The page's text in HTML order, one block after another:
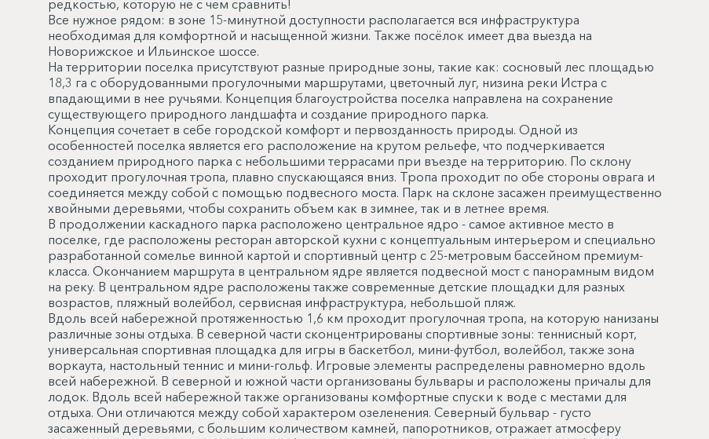
редкостью, которую не с чем сравнить!
Все нужное рядом: в зоне 15-минутной доступности располагается вся инфраструктура
необходимая для комфортной и насыщенной жизни. Также посёлок имеет два выезда на
Новорижское и Ильинское шоссе.
На территории поселка присутствуют разные природные зоны, такие как: сосновый лес площадью
18,3 га с оборудованными прогулочными маршрутами, цветочный луг, низина реки Истра с
впадающими в нее ручьями. Концепция благоустройства поселка направлена на сохранение
существующего природного ландшафта и создание природного парка.
Концепция сочетает в себе городской комфорт и первозданность природы. Одной из
особенностей поселка является его расположение на крутом рельефе, что подчеркивается
созданием природного парка с небольшими террасами при въезде на территорию. По склону
проходит прогулочная тропа, плавно спускающаяся вниз. Тропа проходит по обе стороны оврага и
соединяется между собой с помощью подвесного моста. Парк на склоне засажен преимущественно
хвойными деревьями, чтобы сохранить объем как в зимнее, так и в летнее время.
В продолжении каскадного парка расположено центральное ядро - самое активное место в
поселке, где расположены ресторан авторской кухни с концептуальным интерьером и специально
разработанной сомелье винной картой и спортивный центр с 25-метровым бассейном премиум-
класса. Окончанием маршрута в центральном ядре является подвесной мост с панорамным видом
на реку. В центральном ядре расположены также современные детские площадки для разных
возрастов, пляжный волейбол, сервисная инфраструктура, небольшой пляж.
Вдоль всей набережной протяженностью 1,6 км проходит прогулочная тропа, на которую нанизаны
различные зоны отдыха. В северной части сконцентрированы спортивные зоны: теннисный корт,
универсальная спортивная площадка для игры в баскетбол, мини-футбол, волейбол, также зона
воркаута, настольный теннис и мини-гольф. Игровые элементы распределены равномерно вдоль
всей набережной. В северной и южной части организованы бульвары и расположены причалы для
лодок. Вдоль всей набережной также организованы комфортные спуски к воде с местами для
отдыха. Они отличаются между собой характером озеленения. Северный бульвар - густо
засаженный деревьями, с большим количеством камней, папоротников, отражает атмосферу